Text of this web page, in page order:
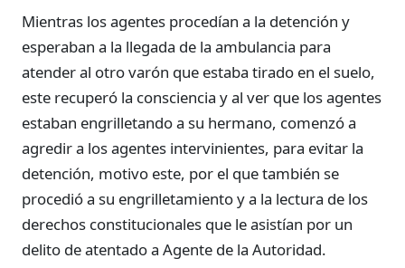
Mientras los agentes procedían a la detención y
esperaban a la llegada de la ambulancia para
atender al otro varón que estaba tirado en el suelo,
este recuperó la consciencia y al ver que los agentes
estaban engrilletando a su hermano, comenzó a
agredir a los agentes intervinientes, para evitar la
detención, motivo este, por el que también se
procedió a su engrilletamiento y a la lectura de los
derechos constitucionales que le asistían por un
delito de atentado a Agente de la Autoridad.